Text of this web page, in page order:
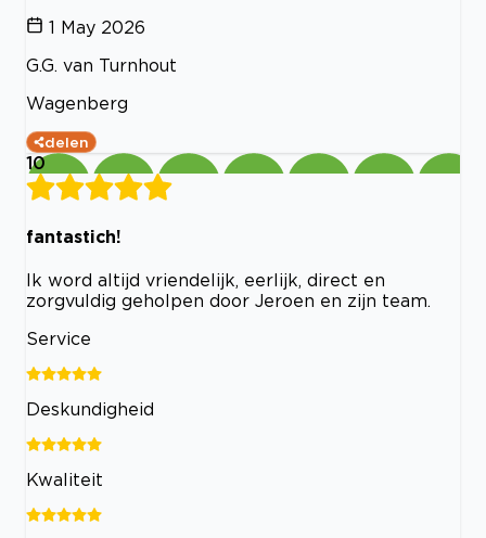
1 May 2026
G.G. van Turnhout
Wagenberg
delen
10
fantastich!
Ik word altijd vriendelijk, eerlijk, direct en
zorgvuldig geholpen door Jeroen en zijn team.
Service
Deskundigheid
Kwaliteit